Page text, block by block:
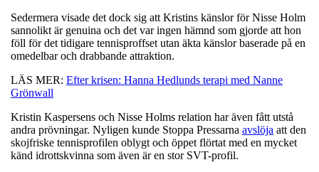
Sedermera visade det dock sig att Kristins känslor för Nisse Holm
sannolikt är genuina och det var ingen hämnd som gjorde att hon
föll för det tidigare tennisproffset utan äkta känslor baserade på en
omedelbar och drabbande attraktion.
LÄS MER: Efter krisen: Hanna Hedlunds terapi med Nanne
Grönwall
Kristin Kaspersens och Nisse Holms relation har även fått utstå
andra prövningar. Nyligen kunde Stoppa Pressarna avslöja att den
skojfriske tennisprofilen oblygt och öppet flörtat med en mycket
känd idrottskvinna som även är en stor SVT-profil.